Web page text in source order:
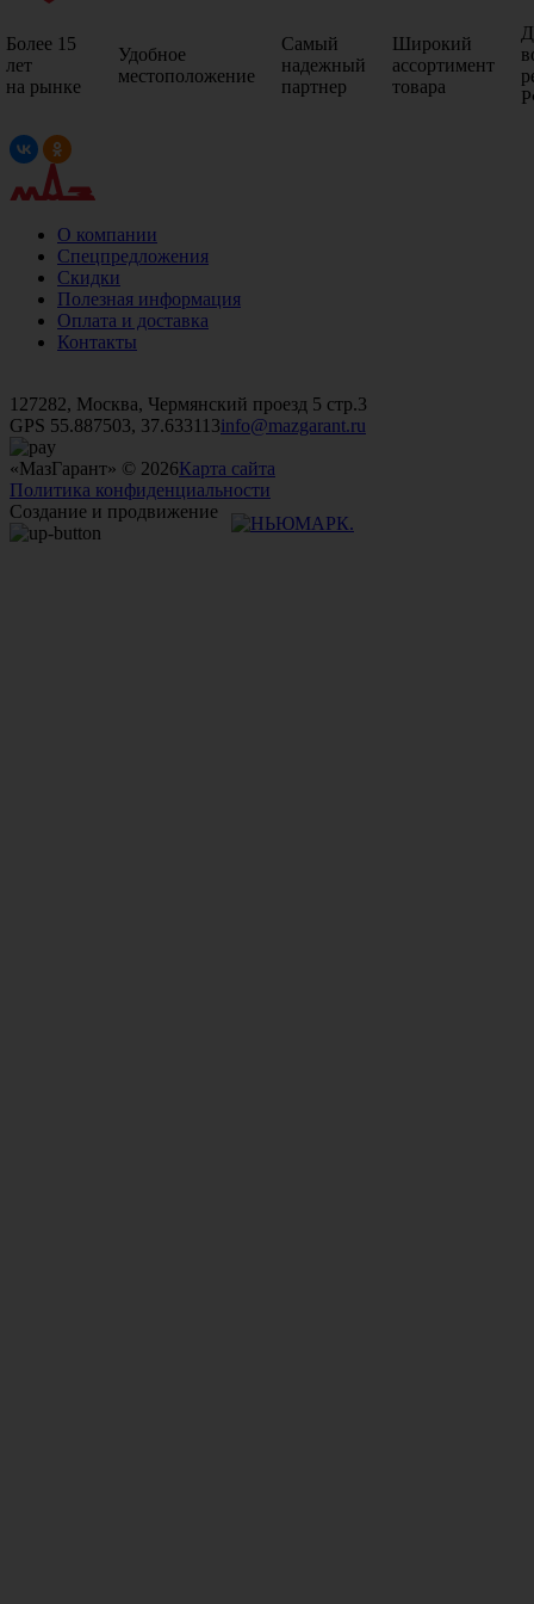
Более 15
лет
на рынке
Удобное
местоположение
Самый
надежный
партнер
Широкий
ассортимент
товара
О компании
Спецпредложения
Скидки
Полезная информация
Оплата и доставка
Контакты
127282, Москва, Чермянский проезд 5 стр.3
GPS 55.887503, 37.633113info@mazgarant.ru
«МазГарант» © 2026Карта сайта
Политика конфиденциальности
Создание и продвижение